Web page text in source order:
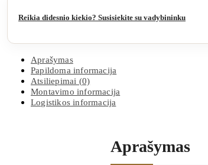
Reikia didesnio kiekio? Susisiekite su vadybininku
Aprašymas
Papildoma informacija
Atsiliepimai (0)
Montavimo informacija
Logistikos informacija
Aprašymas